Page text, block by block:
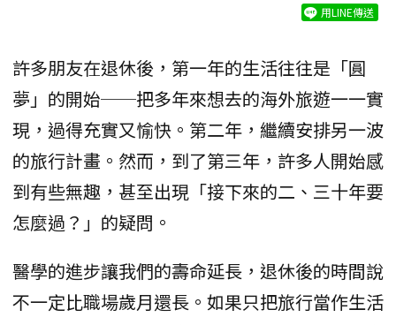
用LINE傳送
許多朋友在退休後，第一年的生活往往是「圓
夢」的開始──把多年來想去的海外旅遊一一實
現，過得充實又愉快。第二年，繼續安排另一波
的旅行計畫。然而，到了第三年，許多人開始感
到有些無趣，甚至出現「接下來的二、三十年要
怎麼過？」的疑問。
醫學的進步讓我們的壽命延長，退休後的時間說
不一定比職場歲月還長。如果只把旅行當作生活